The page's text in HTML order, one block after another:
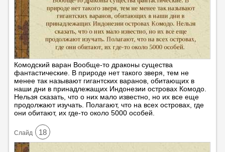
Комодский варан Вообще-то драконы существа
фантастические. В природе нет такого зверя, тем не
менее так называют гигантских варанов, обитающих в
наши дни в принадлежащих Индонезии островах Комодо.
Нельзя сказать, что о них мало известно, но их все еще
продолжают изучать. Полагают, что на всех островах, где
они обитают, их где-то около 5000 особей.
Cлайд 18